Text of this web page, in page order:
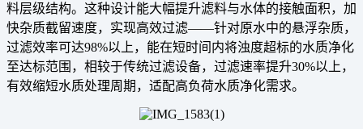
料层级结构。这种设计能大幅提升滤料与水体的接触面积，加
快杂质截留速度，实现高效过滤——针对原水中的悬浮杂质，
过滤效率可达98%以上，能在短时间内将浊度超标的水质净化
至达标范围，相较于传统过滤设备，过滤速率提升30%以上，
有效缩短水质处理周期，适配高负荷水质净化需求。